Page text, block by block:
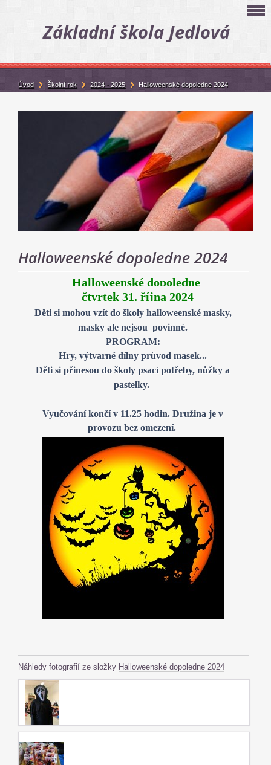
Základní škola Jedlová
Halloweenské dopoledne 2024
Halloweenské dopoledne
čtvrtek 31. října 2024
Děti si mohou vzít do školy halloweenské masky,
masky ale nejsou povinné.
PROGRAM:
Hry, výtvarné dílny průvod masek...
Děti si přinesou do školy psací potřeby, nůžky a
pastelky.
Vyučování končí v 11.25 hodin. Družina je v
provozu bez omezení.
Náhledy fotografií ze složky Halloweenské dopoledne 2024
Úvod Školní rok 2024 - 2025 Halloweenské dopoledne 2024